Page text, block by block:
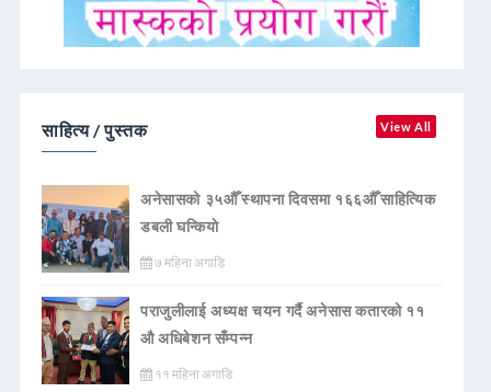
साहित्य / पुस्तक View All
अनेसासको ३५औँ स्थापना दिवसमा १६६औँ साहित्यिक
डबली घन्कियाे
७ महिना अगाडि
पराजुलीलाई अध्यक्ष चयन गर्दै अनेसास कतारको ११
औ अधिबेशन सँम्पन्न
११ महिना अगाडि